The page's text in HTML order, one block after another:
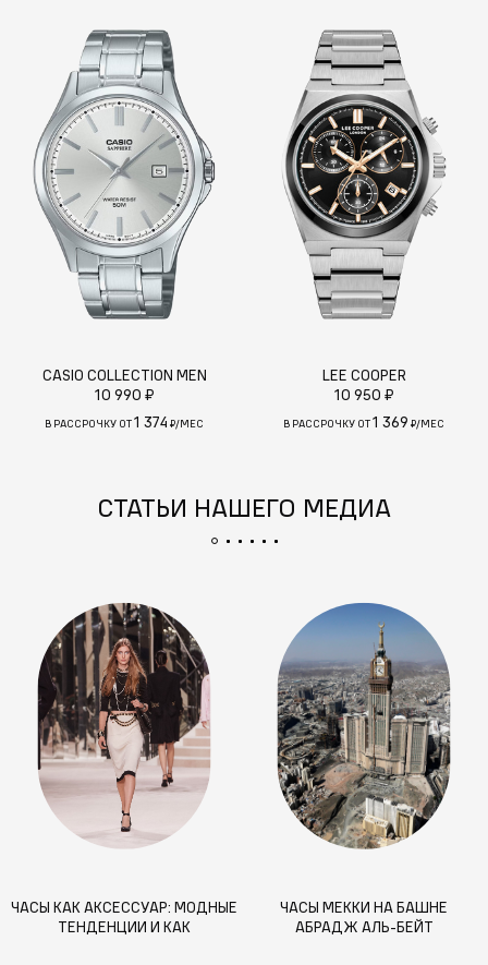
CASIO COLLECTION MEN
10 990 ₽
В РАССРОЧКУ ОТ1 374 ₽/МЕС
LEE COOPER
10 950 ₽
В РАССРОЧКУ ОТ1 369 ₽/МЕС
СТАТЬИ НАШЕГО МЕДИА
ЧАСЫ КАК АКСЕССУАР: МОДНЫЕ
ТЕНДЕНЦИИ И КАК
ЧАСЫ МЕККИ НА БАШНЕ
АБРАДЖ АЛЬ-БЕЙТ